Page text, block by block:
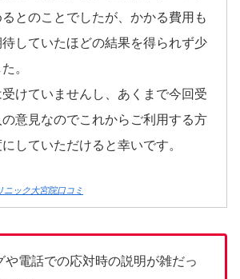
とのことでしたが、かかる費用も
していたほどの結果を得られず少
。
けていませんし、あくまで今回受
意見なのでこれからご利用する方
していただけると幸いです。
ニック大宮院口コミ
や電話での応対時の説明が雑だっ